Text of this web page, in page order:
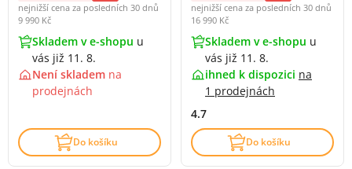
nejnižší cena za posledních 30 dnů
9 990 Kč
Skladem v e-shopu u
vás již 11. 8.
Není skladem na
prodejnách
Do košíku
nejnižší cena za posledních 30 dnů
16 990 Kč
Skladem v e-shopu u
vás již 11. 8.
ihned k dispozici na
1 prodejnách
4.7
Do košíku